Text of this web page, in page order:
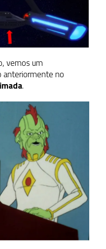
vemos um
anteriormente no
.